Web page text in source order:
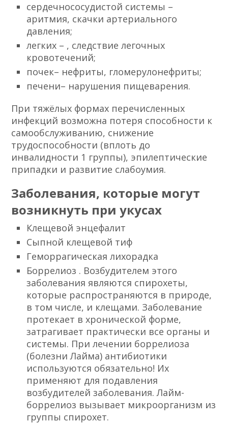
сердечнососудистой системы –
аритмия, скачки артериального
давления;
легких – , следствие легочных
кровотечений;
почек– нефриты, гломерулонефриты;
печени– нарушения пищеварения.
При тяжёлых формах перечисленных
инфекций возможна потеря способности к
самообслуживанию, снижение
трудоспособности (вплоть до
инвалидности 1 группы), эпилептические
припадки и развитие слабоумия.
Заболевания, которые могут
возникнуть при укусах
Клещевой энцефалит
Сыпной клещевой тиф
Геморрагическая лихорадка
Боррелиоз . Возбудителем этого
заболевания являются спирохеты,
которые распространяются в природе,
в том числе, и клещами. Заболевание
протекает в хронической форме,
затрагивает практически все органы и
системы. При лечении боррелиоза
(болезни Лайма) антибиотики
используются обязательно! Их
применяют для подавления
возбудителей заболевания. Лайм-
боррелиоз вызывает микроорганизм из
группы спирохет.